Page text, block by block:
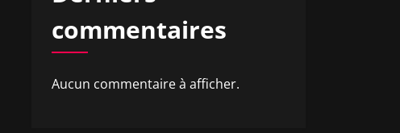
commentaires
Aucun commentaire à afficher.